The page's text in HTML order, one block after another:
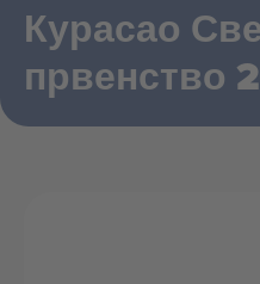
Курасао
првенство